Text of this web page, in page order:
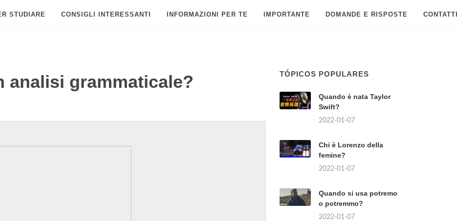
STUDIARE CONSIGLI INTERESSANTI INFORMAZIONI PER TE IMPORTANTE DOMANDE E RISPOSTE
analisi grammaticale? TÓPICOS POPULARES
Quando è nata Taylor
Swift?
2022-01-07
Chi è Lorenzo della
femine?
2022-01-07
Quando si usa potremo
o potremmo?
2022-01-07